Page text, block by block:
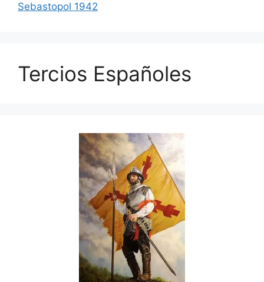
Sebastopol 1942
Tercios Españoles